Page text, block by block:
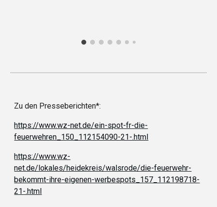
Zu den Presseberichten*:
https://www.wz-net.de/ein-spot-fr-die-
feuerwehren_150_112154090-21-.html
https://www.wz-
net.de/lokales/heidekreis/walsrode/die-feuerwehr-
bekommt-ihre-eigenen-werbespots_157_112198718-
21-.html